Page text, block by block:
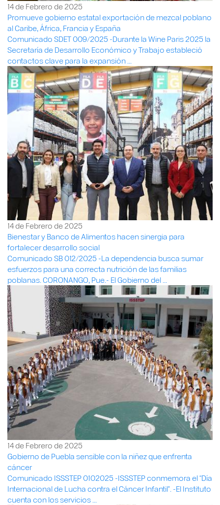
14 de Febrero de 2025
Promueve gobierno estatal exportación de mezcal poblano
al Caribe, África, Francia y España
Comunicado SDET 009/2025 -Durante la Wine Paris 2025 la
Secretaría de Desarrollo Económico y Trabajo estableció
contactos clave para la expansión ...
14 de Febrero de 2025
Bienestar y Banco de Alimentos hacen sinergia para
fortalecer desarrollo social
Comunicado SB 012/2025 -La dependencia busca sumar
esfuerzos para una correcta nutrición de las familias
poblanas. CORONANGO, Pue.- El Gobierno del ...
14 de Febrero de 2025
Gobierno de Puebla sensible con la niñez que enfrenta
cáncer
Comunicado ISSSTEP 0102025 -ISSSTEP conmemora el “Día
Internacional de Lucha contra el Cáncer Infantil". -El Instituto
cuenta con los servicios ...